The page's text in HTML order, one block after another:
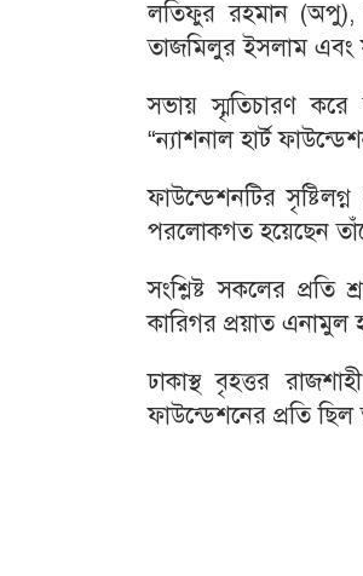
লতিফুর রহমান
তাজমিলুর ইসলাম এবং
সভায় স্মৃতিচারণ করে
“ন্যাশনাল হার্ট
ফাউন্ডেশনটির
পরলোকগত হয়েছেন
সংশ্লিষ্ট সকলের প্রতি
কারিগর প্রয়াত এনামুল
ঢাকাস্থ বৃহত্তর
ফাউন্ডেশনের প্রতি